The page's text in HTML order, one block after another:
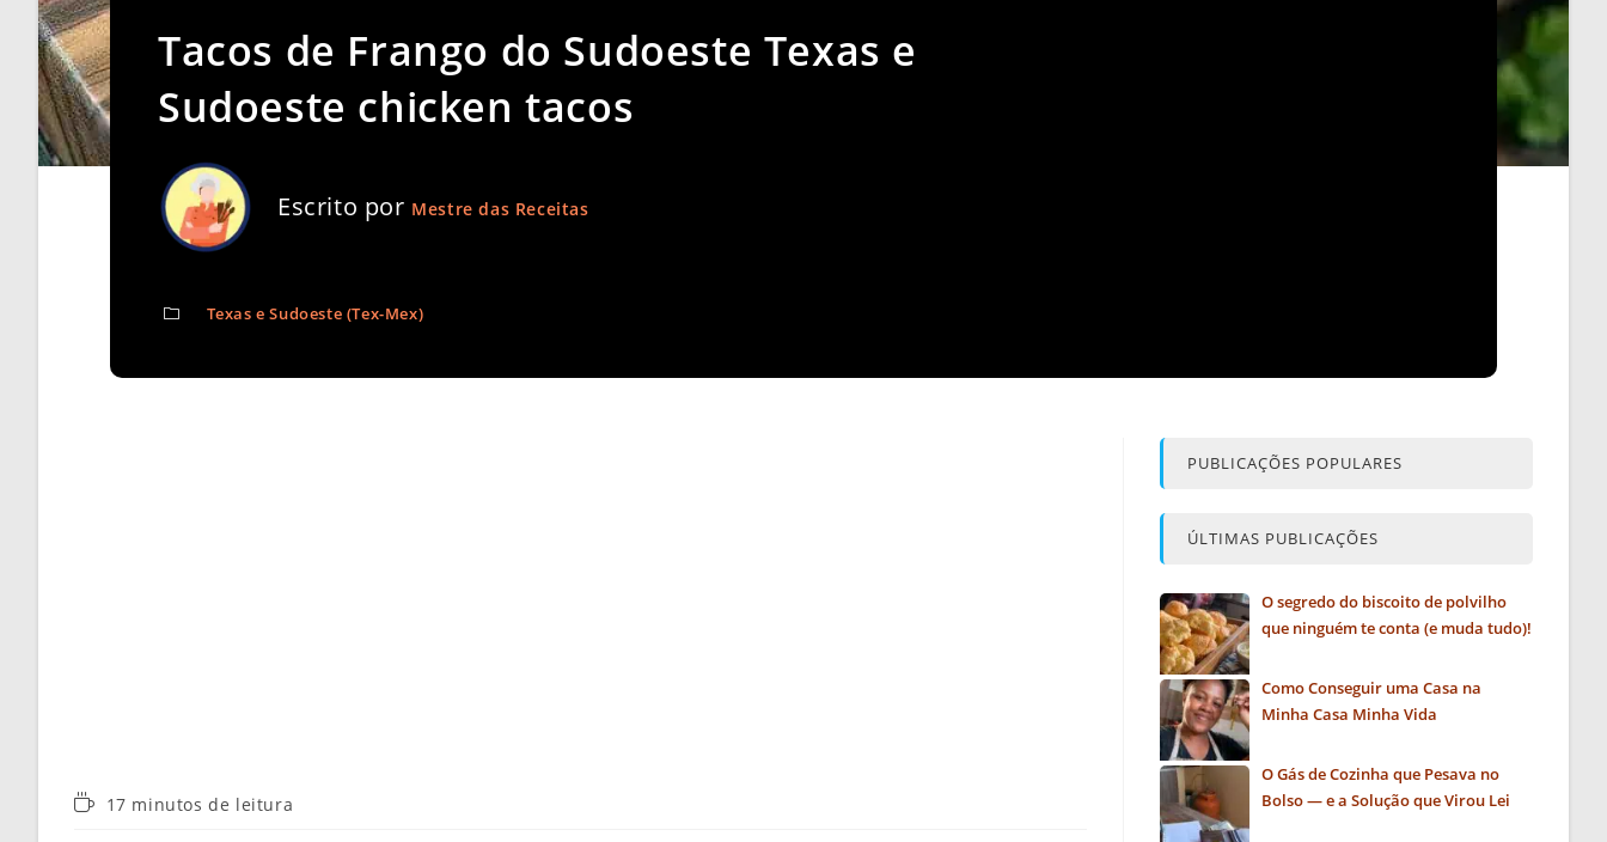
Tacos de Frango do Sudoeste Texas e
Sudoeste chicken tacos
Escrito por Mestre das Receitas
Texas e Sudoeste (Tex-Mex)
Tempo17 minutos de leitura
PUBLICAÇÕES POPULARES
ÚLTIMAS PUBLICAÇÕES
O segredo do biscoito de polvilho
que ninguém te conta (e muda tudo)!
Como Conseguir uma Casa na
Minha Casa Minha Vida
O Gás de Cozinha que Pesava no
Bolso — e a Solução que Virou Lei